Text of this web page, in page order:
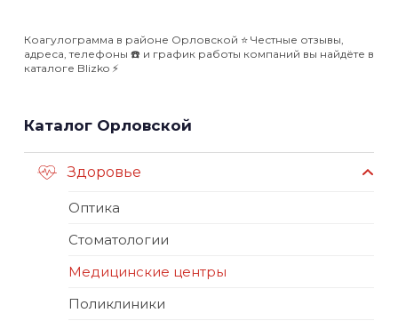
Коагулограмма в районе Орловской ⭐️ Честные отзывы,
адреса, телефоны ☎️ и график работы компаний вы найдёте в
каталоге Blizko ⚡️
Каталог Орловской
Здоровье
Оптика
Стоматологии
Медицинские центры
Поликлиники